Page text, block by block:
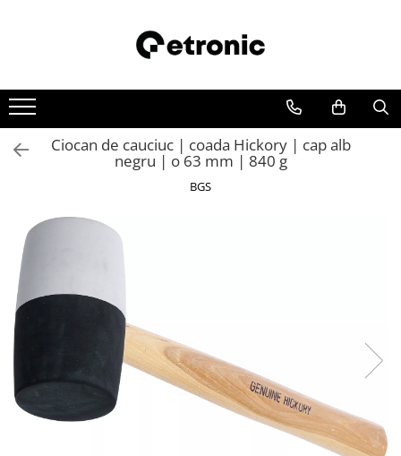
Ciocan de cauciuc | coada Hickory | cap alb
negru | o 63 mm | 840 g
BGS